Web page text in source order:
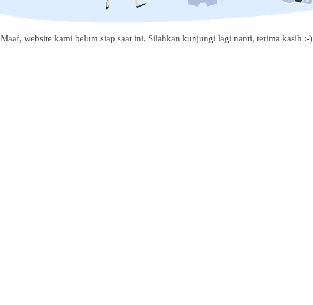
Maaf, website kami belum siap saat ini. Silahkan kunjungi lagi nanti, terima kasih :-)